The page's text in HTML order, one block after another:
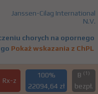
Janssen-Cilag International
N.V.
chorych na opornego
Pokaż wskazania z ChPL
Rx-z
100%
22094,64 zł
B (1)
bezpł.